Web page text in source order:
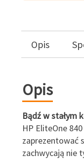
Opis
Opis
Bądź w stałym
HP EliteOne
zaprezentować
zachwycają nie